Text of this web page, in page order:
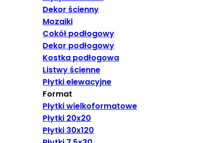
Dekor ścienny
Mozaiki
Cokół podłogowy
Dekor podłogowy
Kostka podłogowa
Listwy ścienne
Płytki elewacyjne
Format
Płytki wielkoformatowe
Płytki 20x20
Płytki 30x120